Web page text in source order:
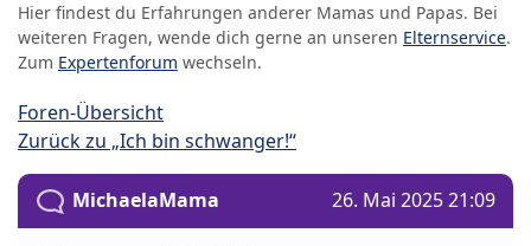
Hier findest du Erfahrungen anderer Mamas und Papas. Bei
weiteren Fragen, wende dich gerne an unseren Elternservice.
Zum Expertenforum wechseln.
Foren-Übersicht
Zurück zu „Ich bin schwanger!“
MichaelaMama 26. Mai 2025 21:09